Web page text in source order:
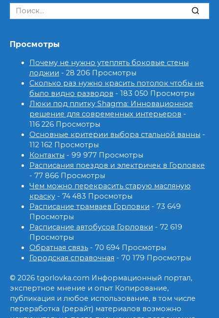
Search
for:
Просмотры
Почему не нужно утеплять боковые стены
лоджии - 28 206 Просмотры
Сколько раз нужно красить потолок чтобы не
было видно разводов - 183 050 Просмотры
Люки под плитку Shagma: Инновационное
решение для современных интерьеров -
116 226 Просмотры
Основные критерии выбора стальной ванны -
112 162 Просмотры
Контакты - 99 977 Просмотры
Расписания поездов и электричек в Горловке
- 77 866 Просмотры
Чем можно перекрасить старую масляную
краску - 74 483 Просмотры
Расписание трамваев Горловки - 73 649
Просмотры
Расписание автобусов Горловки - 72 619
Просмотры
Обратная связь - 70 694 Просмотры
Городская справочная - 70 179 Просмотры
© 2026 tgorlovka.com Информационный портал,
экспертное мнение и опыт Копирование,
публикация и любое использование, в том числе
переработка (рерайт) материалов возможно